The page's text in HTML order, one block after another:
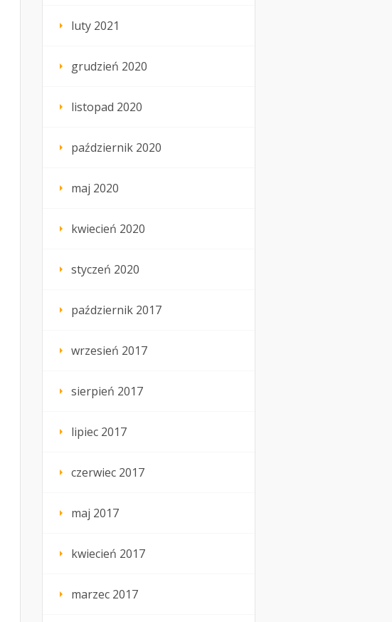
luty 2021
grudzień 2020
listopad 2020
październik 2020
maj 2020
kwiecień 2020
styczeń 2020
październik 2017
wrzesień 2017
sierpień 2017
lipiec 2017
czerwiec 2017
maj 2017
kwiecień 2017
marzec 2017